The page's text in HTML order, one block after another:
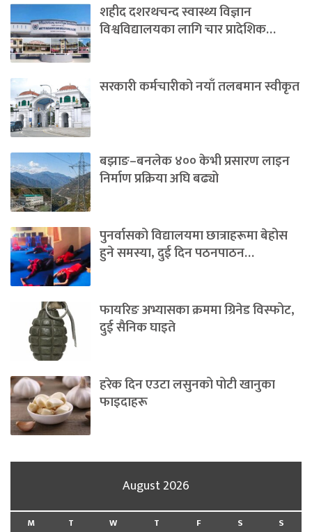
शहीद दशरथचन्द स्वास्थ्य विज्ञान
विश्वविद्यालयका लागि चार प्रादेशिक…
सरकारी कर्मचारीको नयाँ तलबमान स्वीकृत
बझाङ–बनलेक ४०० केभी प्रसारण लाइन
निर्माण प्रक्रिया अघि बढ्यो
पुनर्वासको विद्यालयमा छात्राहरूमा बेहोस
हुने समस्या, दुई दिन पठनपाठन…
फायरिङ अभ्यासका क्रममा ग्रिनेड विस्फोट,
दुई सैनिक घाइते
हरेक दिन एउटा लसुनको पोटी खानुका
फाइदाहरू
August 2026
M T W T F S
S